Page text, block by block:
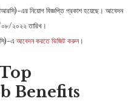
এর নিয়োগ বিজ্ঞপ্তি প্রকাশ হয়েছে। আবেদন
২০২২ তারিখ।
এ আবেদন করতে ভিজিট করুন।
Benefits